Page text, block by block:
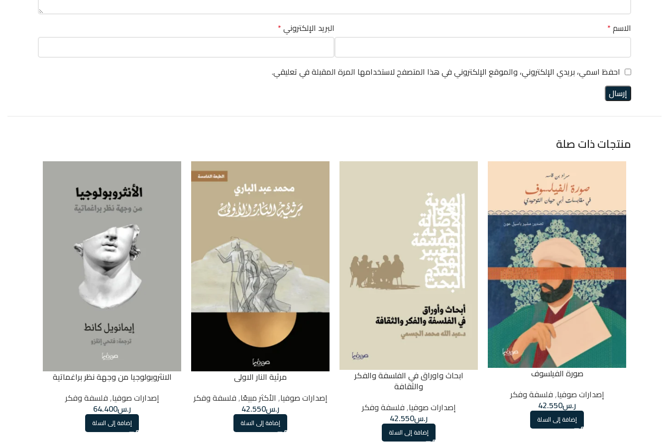
الاسم* البريد الإلكتروني*
احفظ اسمي، بريدي الإلكتروني، والموقع الإلكتروني في هذا المتصفح لاستخدامها المرة المقبلة في تعليقي.
منتجات ذات صلة
صورة الفيلسوف
إصدارات صوفيا,فلسفة وفكر
ر.س42.550
إضافة إلى السلة
ابحاث واوراق في الفلسفة والفكر
والثقافة
إصدارات صوفيا,فلسفة وفكر
ر.س42.550
إضافة إلى السلة
مرثية النار الاولى
إصدارات صوفيا, الأكثر مبيعًا,فلسفة وفكر
ر.س42.550
إضافة إلى السلة
الانثروبولوجيا من وجهة نظر براغماتية
إصدارات صوفيا,فلسفة وفكر
ر.س64.400
إضافة إلى السلة